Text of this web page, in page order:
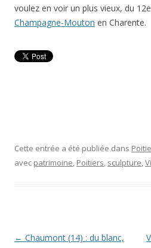
voulez en voir un plus vieux, du
Champagne-Mouton en Charente.
Cette entrée a été publiée dans
avec patrimoine, Poitiers, sculpture,
Navigation
← Chaumont (14) : du blanc,